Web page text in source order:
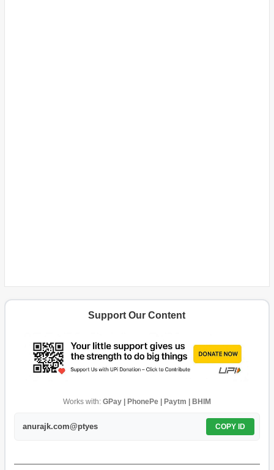
Support Our Content
Works with: GPay | PhonePe | Paytm | BHIM
anurajk.com@ptyes COPY ID